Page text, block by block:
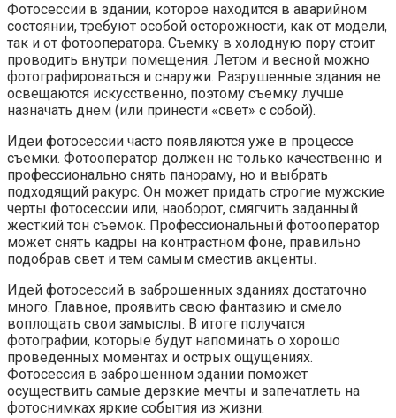
Фотосессии в здании, которое находится в аварийном
состоянии, требуют особой осторожности, как от модели,
так и от фотооператора. Съемку в холодную пору стоит
проводить внутри помещения. Летом и весной можно
фотографироваться и снаружи. Разрушенные здания не
освещаются искусственно, поэтому съемку лучше
назначать днем (или принести «свет» с собой).
Идеи фотосессии часто появляются уже в процессе
съемки. Фотооператор должен не только качественно и
профессионально снять панораму, но и выбрать
подходящий ракурс. Он может придать строгие мужские
черты фотосессии или, наоборот, смягчить заданный
жесткий тон съемок. Профессиональный фотооператор
может снять кадры на контрастном фоне, правильно
подобрав свет и тем самым сместив акценты.
Идей фотосессий в заброшенных зданиях достаточно
много. Главное, проявить свою фантазию и смело
воплощать свои замыслы. В итоге получатся
фотографии, которые будут напоминать о хорошо
проведенных моментах и острых ощущениях.
Фотосессия в заброшенном здании поможет
осуществить самые дерзкие мечты и запечатлеть на
фотоснимках яркие события из жизни.